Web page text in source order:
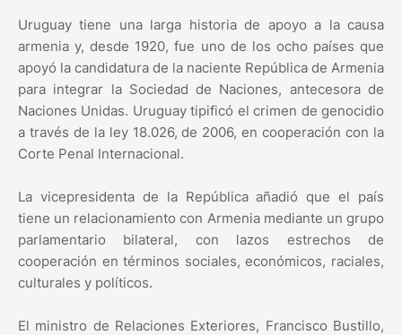
Uruguay tiene una larga historia de apoyo a la causa
armenia y, desde 1920, fue uno de los ocho países que
apoyó la candidatura de la naciente República de Armenia
para integrar la Sociedad de Naciones, antecesora de
Naciones Unidas. Uruguay tipificó el crimen de genocidio
a través de la ley 18.026, de 2006, en cooperación con la
Corte Penal Internacional.
La vicepresidenta de la República añadió que el país
tiene un relacionamiento con Armenia mediante un grupo
parlamentario bilateral, con lazos estrechos de
cooperación en términos sociales, económicos, raciales,
culturales y políticos.
El ministro de Relaciones Exteriores, Francisco Bustillo,